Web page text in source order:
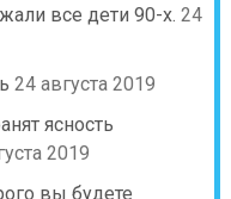
все дети 90-х. 24
24 августа 2019
ясность
2019
вы будете